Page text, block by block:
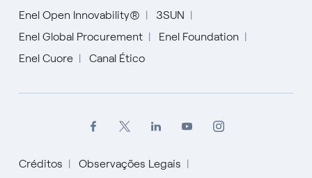
Enel Open Innovability®
3SUN
Enel Global Procurement
Enel Foundation
Enel Cuore
Canal Ético
Créditos Observações Legais